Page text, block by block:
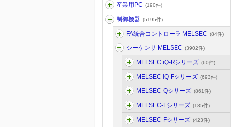
産業用PC (190件)
制御機器 (5195件)
FA統合コントローラ MELSEC (84件)
シーケンサ MELSEC (3902件)
MELSEC iQ-Rシリーズ (60件)
MELSEC iQ-Fシリーズ (693件)
MELSEC-Qシリーズ (861件)
MELSEC-Lシリーズ (185件)
MELSEC-Fシリーズ (423件)